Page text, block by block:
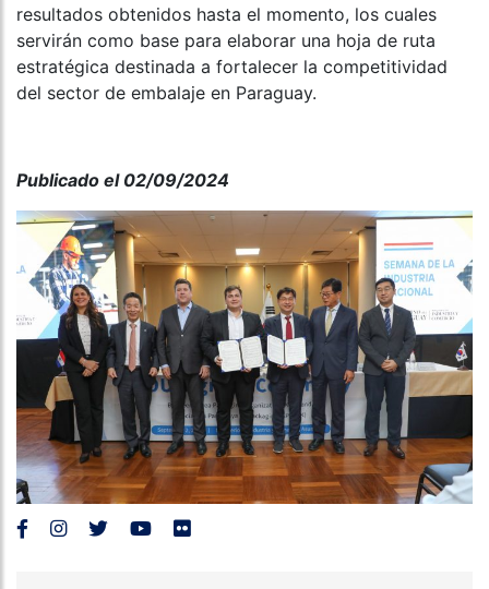
resultados obtenidos hasta el momento, los cuales
servirán como base para elaborar una hoja de ruta
estratégica destinada a fortalecer la competitividad
del sector de embalaje en Paraguay.
Publicado el 02/09/2024